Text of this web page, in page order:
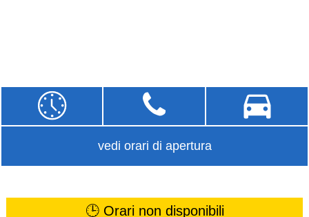
vedi orari di apertura
🕒 Orari non disponibili